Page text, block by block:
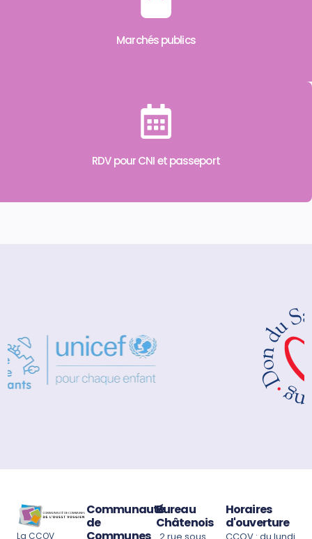
Marchés publics
RDV pour CNI et passeport
La CCOV
Communauté
de
Bureau
Châtenois
Horaires
d'ouverture